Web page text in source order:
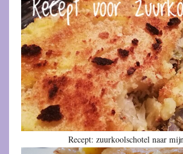
Recept: zuurkoolschotel naar